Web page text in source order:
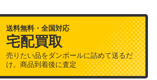
送料無料・全国対応
宅配買取
売りたい品をダンボールに詰めて送るだ
け。商品到着後に査定